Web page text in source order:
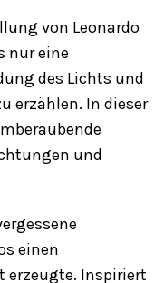
von Leonardo
nur eine
des Lichts und
erzählen. In dieser
und
einen
erzeugte. Inspiriert